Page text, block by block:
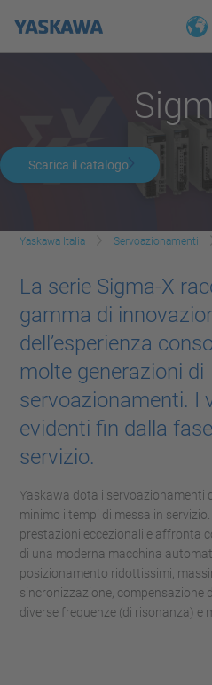
Scarica il catalogo
Yaskawa Italia Servoazionamenti
La serie Sigma-X
gamma di
dell’esperienza
molte generazioni di
servoazionamenti. I
evidenti fin dalla
servizio.
Yaskawa dota i servoazionamenti
minimo i tempi di messa in
prestazioni eccezionali e affronta
di una moderna macchina
posizionamento ridottissimi,
sincronizzazione, compensazione
diverse frequenze (di risonanza) e